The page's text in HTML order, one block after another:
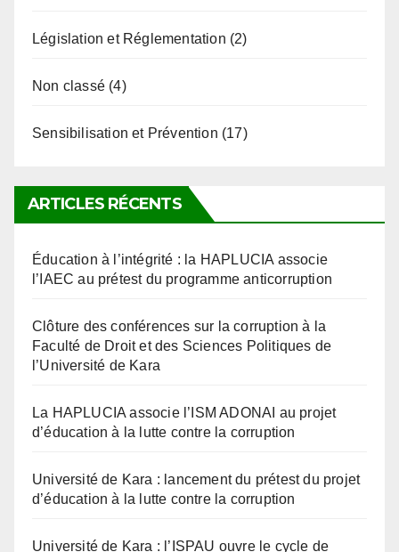
ARTICLES RÉCENTS
l’IAEC au prétest du programme anticorruption
Faculté de Droit et des Sciences Politiques de
l’Université de Kara
d’éducation à la lutte contre la corruption
d’éducation à la lutte contre la corruption
conférences du prétest sur l’éthique et la lutte